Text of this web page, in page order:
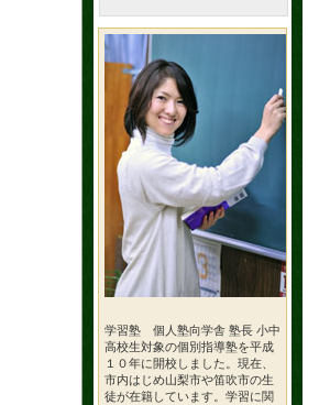
学習塾 個人塾向学舎 塾長 小中
高校生対象の個別指導塾を平成
１０年に開校しました。現在、
市内はじめ山梨市や笛吹市の生
徒が在籍しています。学習に関